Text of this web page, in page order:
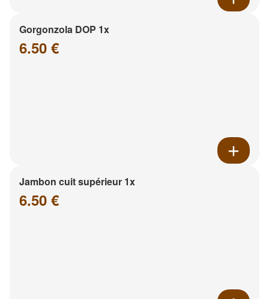
Gorgonzola DOP 1x
6.50 €
Jambon cuit supérieur 1x
6.50 €